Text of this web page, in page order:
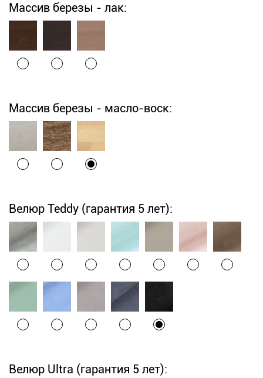
Массив березы - лак:
Массив березы - масло-воск:
Велюр Teddy (гарантия 5 лет):
Велюр Ultra (гарантия 5 лет):